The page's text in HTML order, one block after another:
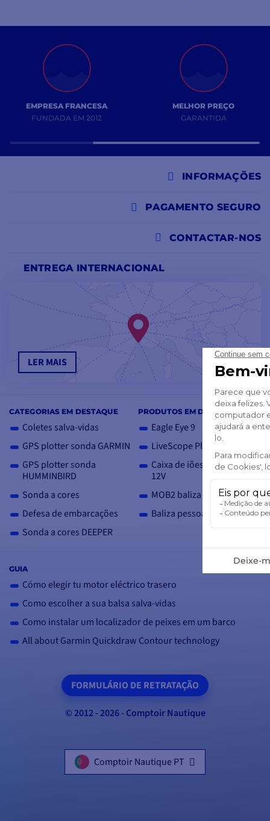
EMPRESA FRANCESA
FUNDADA EM 2012
MELHOR PREÇO
GARANTIDA
INFORMAÇÕES
CATEGORIAS EM DESTAQUE
Coletes salva-vidas
GPS plotter sonda GARMIN
GPS plotter sonda
HUMMINBIRD
Sonda a cores
Defesa de embarcações
Sonda a cores DEEPER
PRODUTOS EM DESTAQUE
Eagle Eye 9
LiveScope Plus LVS34
Caixa de iões de lítio de
12V
MOB2 baliza AIS pessoal
Baliza pessoal PLB3
GUIA
Cómo elegir tu motor eléctrico trasero
Como escolher a sua balsa salva-vidas
Como instalar um localizador de peixes em um barco
All about Garmin Quickdraw Contour technology
ENTREGA INTERNACIONAL
LER MAIS
CONTACTAR-NOS
FORMULÁRIO DE RETRATAÇÃO
PAGAMENTO SEGURO
© 2012 - 2026 - Comptoir Nautique
Comptoir Nautique PT